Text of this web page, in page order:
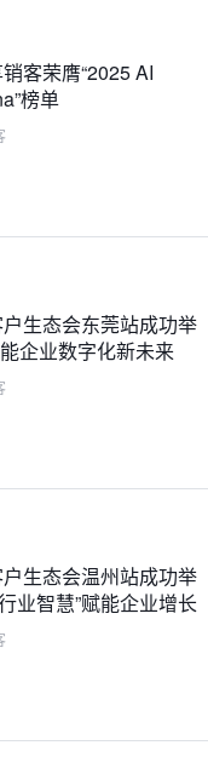
客荣膺“2025 AI
榜单
生态会东莞站成功举
企业数字化新未来
生态会温州站成功举
业智慧”赋能企业增长